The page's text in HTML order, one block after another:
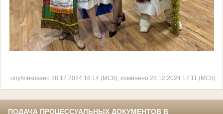
опубликовано 28.12.2024 16:14 (МСК), изменено 28.12.2024 17:11 (МСК)
ПОДАЧА ПРОЦЕССУАЛЬНЫХ ДОКУМЕНТОВ В